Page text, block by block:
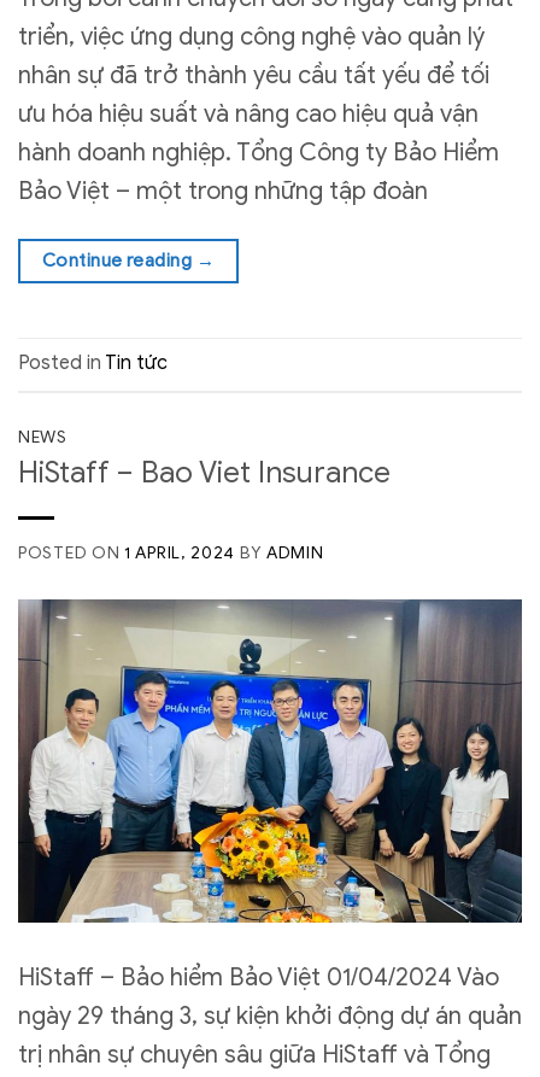
triển, việc ứng dụng công nghệ vào quản lý
nhân sự đã trở thành yêu cầu tất yếu để tối
ưu hóa hiệu suất và nâng cao hiệu quả vận
hành doanh nghiệp. Tổng Công ty Bảo Hiểm
Bảo Việt – một trong những tập đoàn
Continue reading →
Posted in Tin tức
NEWS
HiStaff – Bao Viet Insurance
POSTED ON 1 APRIL, 2024 BY ADMIN
HiStaff – Bảo hiểm Bảo Việt 01/04/2024 Vào
ngày 29 tháng 3, sự kiện khởi động dự án quản
trị nhân sự chuyên sâu giữa HiStaff và Tổng